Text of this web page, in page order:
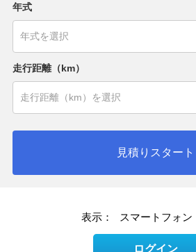
年式
走行距離（km）
見積りスタート
表示： スマートフォン
ログイン